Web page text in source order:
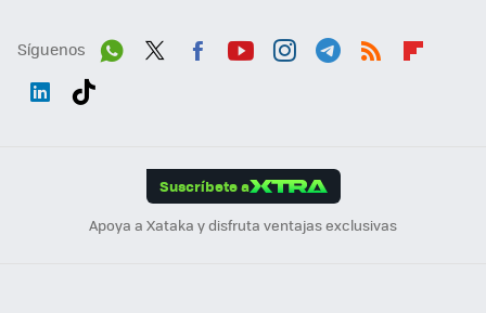
Síguenos
Suscríbete a
Apoya a Xataka y disfruta ventajas exclusivas